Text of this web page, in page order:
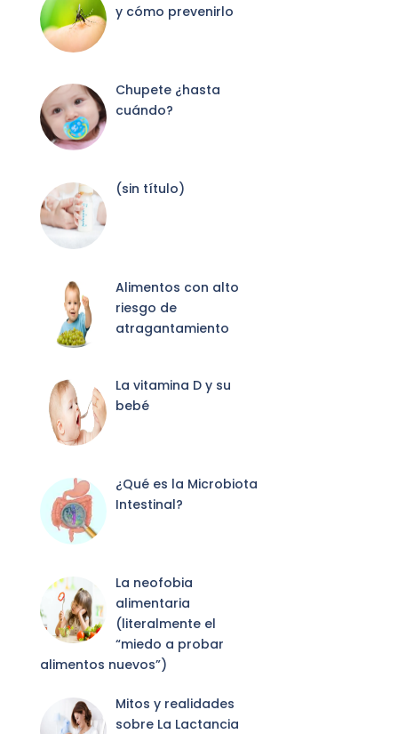
y cómo prevenirlo
Chupete ¿hasta
cuándo?
(sin título)
Alimentos con alto
riesgo de
atragantamiento
La vitamina D y su
bebé
¿Qué es la Microbiota
Intestinal?
La neofobia
alimentaria
(literalmente el
“miedo a probar
alimentos nuevos”)
Mitos y realidades
sobre La Lactancia